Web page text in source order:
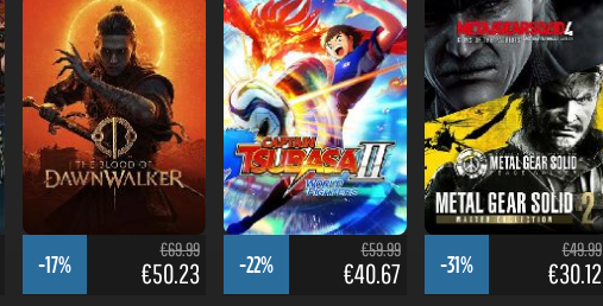
-17%
€69.99
€50.23 -22%
€59.99
€40.67 -31%
€49.99
€30.12